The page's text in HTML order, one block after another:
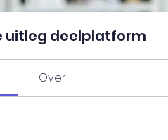
uitleg deelplatform
Over